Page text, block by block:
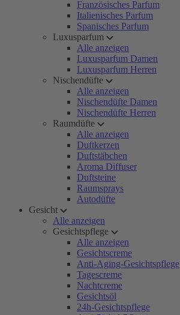
Französisches Parfum
Italienisches Parfum
Spanisches Parfum
Luxusparfum
Alle anzeigen
Luxusparfum Damen
Luxusparfum Herren
Nischendüfte
Alle anzeigen
Nischendüfte Damen
Nischendüfte Herren
Raumdüfte
Alle anzeigen
Duftkerzen
Duftstäbchen
Aroma Diffuser
Duftsteine
Raumsprays
Autodüfte
Gesicht
Alle anzeigen
Gesichtspflege
Alle anzeigen
Gesichtscreme
Anti-Aging-Gesichtspflege
Tagescreme
Nachtcreme
Gesichtsöl
24h-Gesichtspflege